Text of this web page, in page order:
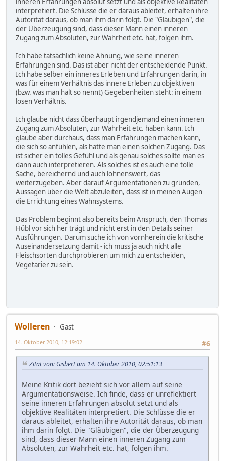
interpretiert. Die Schlüsse die er daraus ableitet, erhalten ihre
Autorität daraus, ob man ihm darin folgt. Die "Gläubigen", die
der Überzeugung sind, dass dieser Mann einen inneren
Zugang zum Absoluten, zur Wahrheit etc. hat, folgen ihm.
Ich habe tatsächlich keine Ahnung, wie seine inneren
Erfahrungen sind. Das ist aber nicht der entscheidende Punkt.
Ich habe selber ein inneres Erleben und Erfahrungen darin, in
was für einem Verhältnis das innere Erleben zu objektiven
(bzw. was man halt so nennt) Gegebenheiten steht: in einem
losen Verhältnis.
Ich glaube nicht dass überhaupt irgendjemand einen inneren
Zugang zum Absoluten, zur Wahrheit etc. haben kann. Ich
glaube aber durchaus, dass man Erfahrungen machen kann,
die sich so anfühlen, als hätte man einen solchen Zugang. Das
ist sicher ein tolles Gefühl und als genau solches sollte man es
dann auch interpretieren. Als solches ist es auch eine tolle
Sache, bereichernd und auch lohnenswert, das
weiterzugeben. Aber darauf Argumentationen zu gründen,
Aussagen über die Welt abzuleiten, dass ist in meinen Augen
die Errichtung eines Wahnsystems.
Das Problem beginnt also bereits beim Anspruch, den Thomas
Hübl vor sich her trägt und nicht erst in den Details seiner
Ausführungen. Darum suche ich von vornherein die kritische
Auseinandersetzung damit - ich muss ja auch nicht alle
Fleischsorten durchprobieren um mich zu entscheiden,
Vegetarier zu sein.
Wolleren
Gast
#6
14. Oktober 2010, 12:19:02
Zitat von: Gisbert am 14. Oktober 2010, 02:51:13
Meine Kritik dort bezieht sich vor allem auf seine
Argumentationsweise. Ich finde, dass er unreflektiert
seine inneren Erfahrungen absolut setzt und als
objektive Realitäten interpretiert. Die Schlüsse die er
daraus ableitet, erhalten ihre Autorität daraus, ob man
ihm darin folgt. Die "Gläubigen", die der Überzeugung
sind, dass dieser Mann einen inneren Zugang zum
Absoluten, zur Wahrheit etc. hat, folgen ihm.